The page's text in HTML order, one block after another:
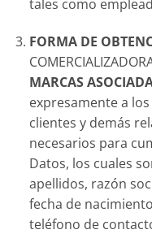
tales como
FORMA DE
MARCAS
expresamente a
clientes y demás
necesarios para
Datos, los cuales
apellidos, razón
fecha de
teléfono de